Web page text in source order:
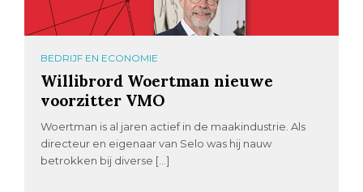
BEDRIJF EN ECONOMIE
Willibrord Woertman nieuwe
voorzitter VMO
Woertman is al jaren actief in de maakindustrie. Als
directeur en eigenaar van Selo was hij nauw
betrokken bij diverse […]